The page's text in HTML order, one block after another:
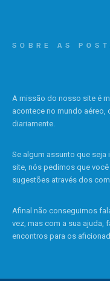
SOBRE AS
A missão do nosso site é
acontece no mundo
diariamente.
Se algum assunto que
site, nós pedimos que
sugestões através dos
Afinal não conseguimos
vez, mas com a sua ajuda,
encontros para os